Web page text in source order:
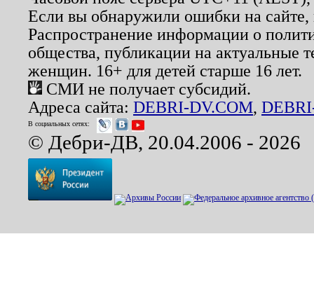
Если вы обнаружили ошибки на
Распространение информации о
общества, публикации на актуальные
женщин. 16+ для детей старше 16 лет.
СМИ не получает субсидий.
Адреса сайта: DEBRI-DV.COM,
В социальных сетях:
© Дебри-ДВ, 20.04.2006 - 2026